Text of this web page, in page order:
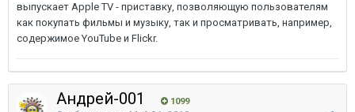
выпускает Apple TV - приставку, позволяющую пользователям
как покупать фильмы и музыку, так и просматривать, например,
содержимое YouTube и Flickr.
Андрей-001 1099